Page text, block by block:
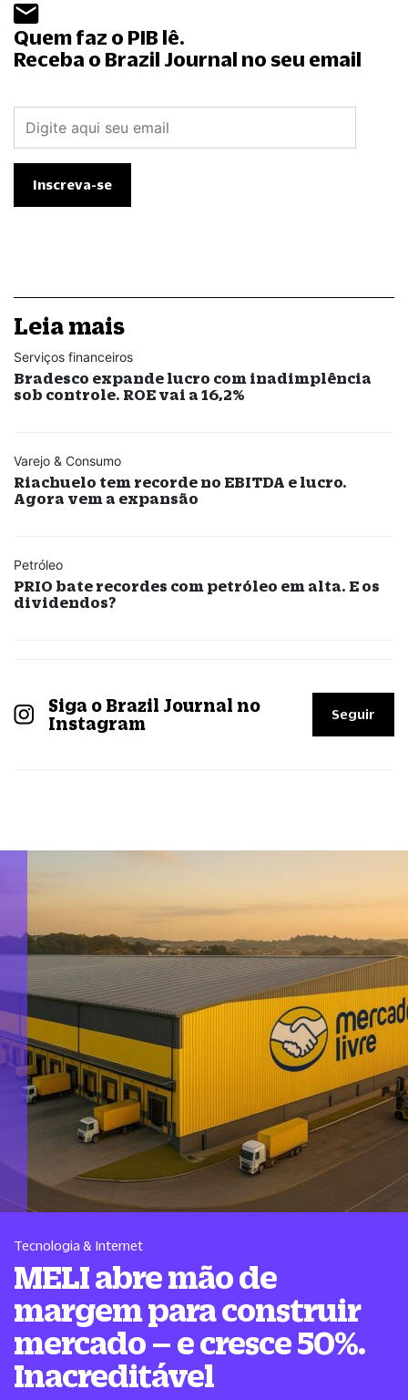
Quem faz o PIB lê.
Receba o Brazil Journal no seu email
Leia mais
Serviços financeiros
Bradesco expande lucro com inadimplência
sob controle. ROE vai a 16,2%
Varejo & Consumo
Riachuelo tem recorde no EBITDA e lucro.
Agora vem a expansão
Petróleo
PRIO bate recordes com petróleo em alta. E os
dividendos?
Siga o Brazil Journal no
Instagram
Seguir
Tecnologia & Internet
MELI abre mão de
margem para construir
mercado – e cresce 50%.
Inacreditável